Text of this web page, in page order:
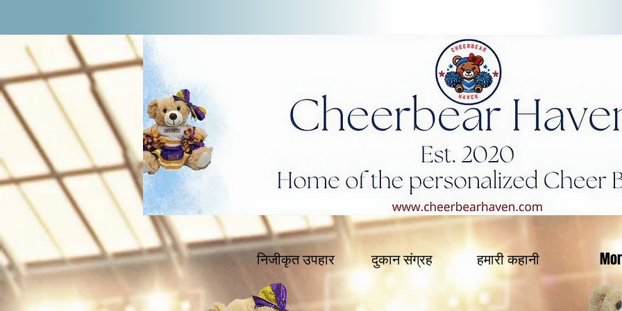
निजीकृत उपहार दुकान संग्रह हमारी कहानी